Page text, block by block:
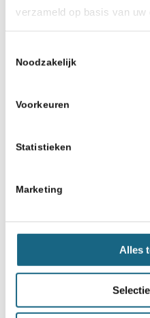
verzameld op basis van uw
Noodzakelijk
Voorkeuren
Statistieken
Marketing
Alles
nog
Schaakbond.nl